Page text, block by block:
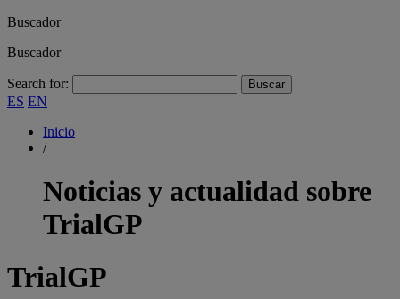
Buscador
Buscador
Search for:
ES EN
Inicio
/
Noticias y actualidad sobre
TrialGP
TrialGP